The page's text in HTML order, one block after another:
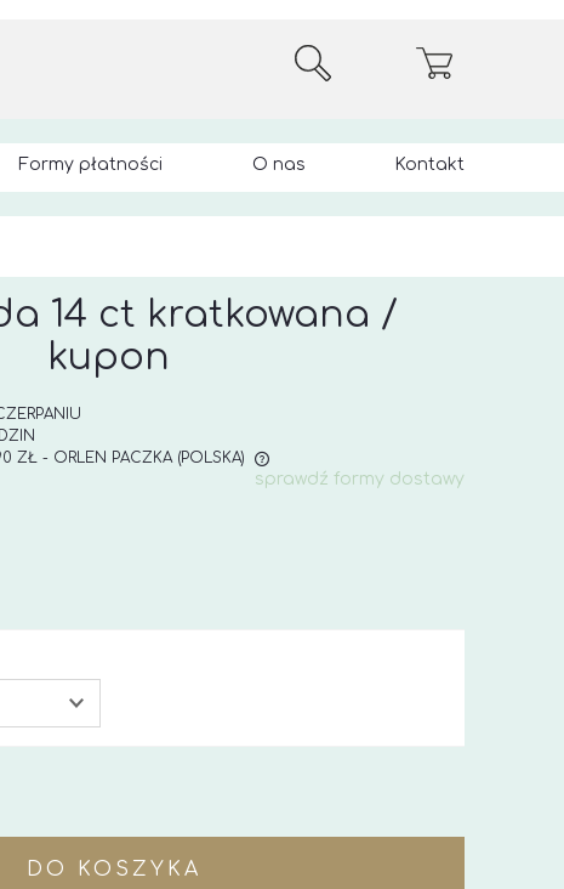
Formy płatności O nas Kontakt
14 ct kratkowana /
kupon
ZŁ - ORLEN PACZKA (POLSKA)
sprawdź formy dostawy
DO KOSZYKA